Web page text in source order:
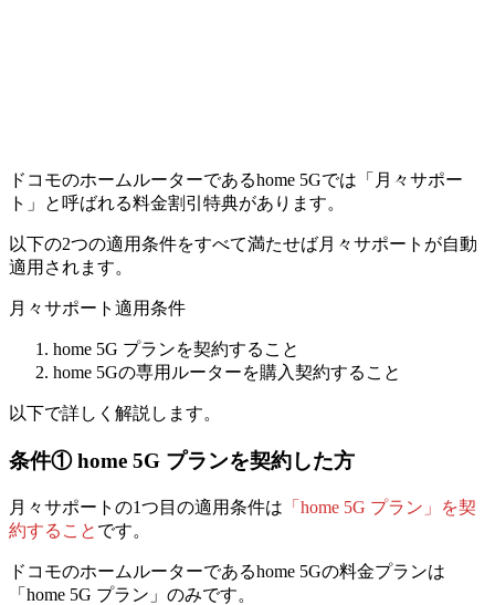
ドコモのホームルーターであるhome 5Gでは「月々サポー
ト」と呼ばれる料金割引特典があります。
以下の2つの適用条件をすべて満たせば月々サポートが自動
適用されます。
月々サポート適用条件
home 5G プランを契約すること
home 5Gの専用ルーターを購入契約すること
以下で詳しく解説します。
条件①home 5G プランを契約した方
月々サポートの1つ目の適用条件は 「home 5G プラン」を契
約すること です。
ドコモのホームルーターであるhome 5Gの料金プランは
「home 5G プラン」のみです。